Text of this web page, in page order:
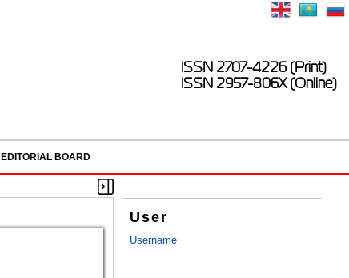
ISSN 2707-4226 (Print)
ISSN 2957-806X (Online)
EDITORIAL BOARD
User
Username